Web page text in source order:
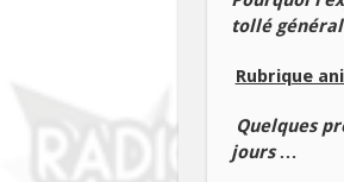
tollé
Rubrique
Quelques
jours …